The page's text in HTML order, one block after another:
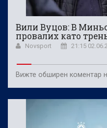
Вили Вуцов: В
провалих като
Novsport 21:15
Вижте обширен коментар